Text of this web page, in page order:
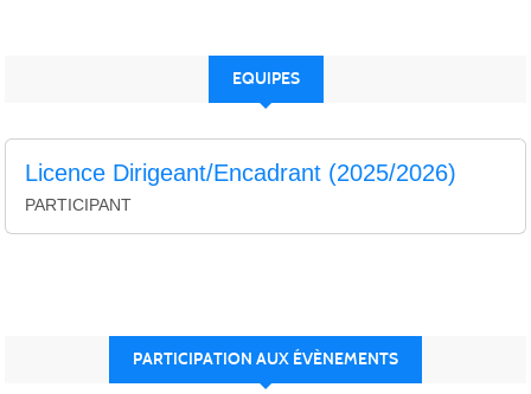
EQUIPES
Licence Dirigeant/Encadrant (2025/2026)
PARTICIPANT
PARTICIPATION AUX ÉVÈNEMENTS